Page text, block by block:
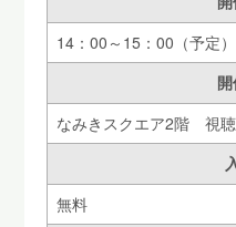
14：00～15：00（予定）
なみきスクエア2階 視
無料